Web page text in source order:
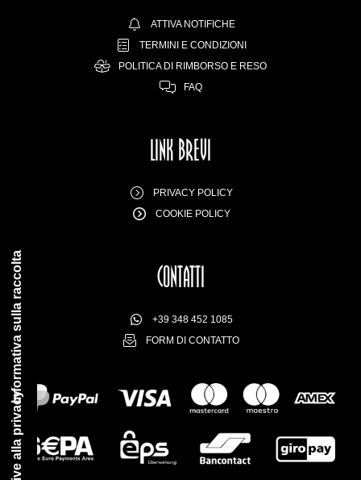
ATTIVA NOTIFICHE
TERMINI E CONDIZIONI
POLITICA DI RIMBORSO E RESO
FAQ
LINK BREVI
PRIVACY POLICY
COOKIE POLICY
CONTATTI
+39 348 452 1085
FORM DI CONTATTO
Informativa sulla raccolta